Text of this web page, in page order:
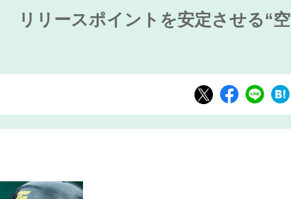
リリースポイントを安定させる“空